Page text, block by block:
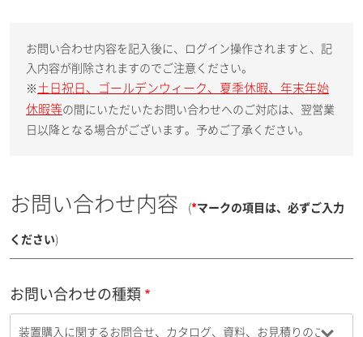
お問い合わせ内容を記入後に、ログイン操作されますと、記
入内容が削除されますのでご注意ください。
※ 土日祝日、ゴールデンウィーク、夏季休暇、年末年始
休暇等の間にいただいたお問い合わせへのご対応は、翌営業
日以降となる場合がございます。予めご了承ください。
お問い合わせ内容 (*マークの項目は、必ずご入力
ください)
お問い合わせの種類